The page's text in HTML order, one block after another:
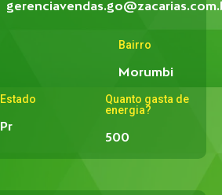
Bairro
Morumbi
Estado
Pr
Quanto gasta de
energia?
500